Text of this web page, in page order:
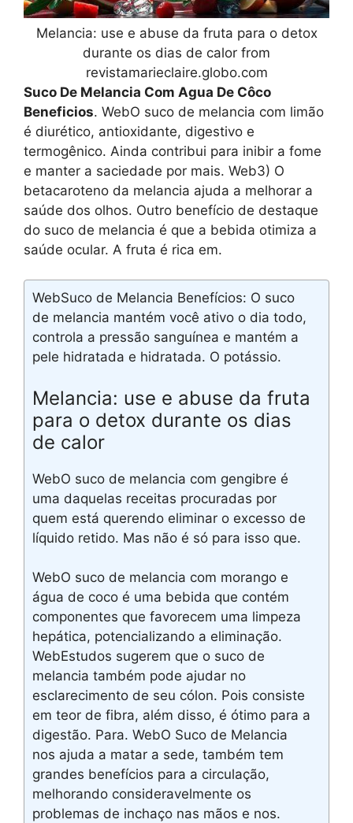
Melancia: use e abuse da fruta para o detox
durante os dias de calor from
revistamarieclaire.globo.com
Suco De Melancia Com Agua De Côco
Beneficios. WebO suco de melancia com limão
é diurético, antioxidante, digestivo e
termogênico. Ainda contribui para inibir a fome
e manter a saciedade por mais. Web3) O
betacaroteno da melancia ajuda a melhorar a
saúde dos olhos. Outro benefício de destaque
do suco de melancia é que a bebida otimiza a
saúde ocular. A fruta é rica em.
WebSuco de Melancia Benefícios: O suco
de melancia mantém você ativo o dia todo,
controla a pressão sanguínea e mantém a
pele hidratada e hidratada. O potássio.
Melancia: use e abuse da fruta
para o detox durante os dias
de calor
WebO suco de melancia com gengibre é
uma daquelas receitas procuradas por
quem está querendo eliminar o excesso de
líquido retido. Mas não é só para isso que.
WebO suco de melancia com morango e
água de coco é uma bebida que contém
componentes que favorecem uma limpeza
hepática, potencializando a eliminação.
WebEstudos sugerem que o suco de
melancia também pode ajudar no
esclarecimento de seu cólon. Pois consiste
em teor de fibra, além disso, é ótimo para a
digestão. Para. WebO Suco de Melancia
nos ajuda a matar a sede, também tem
grandes benefícios para a circulação,
melhorando consideravelmente os
problemas de inchaço nas mãos e nos.